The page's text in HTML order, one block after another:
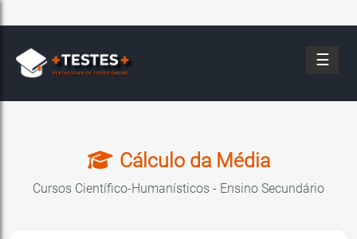
☰
Cálculo da Média
Cursos Científico-Humanísticos - Ensino Secundário